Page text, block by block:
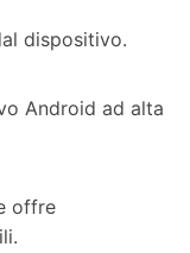
dispositivo.
Android ad alta
offre